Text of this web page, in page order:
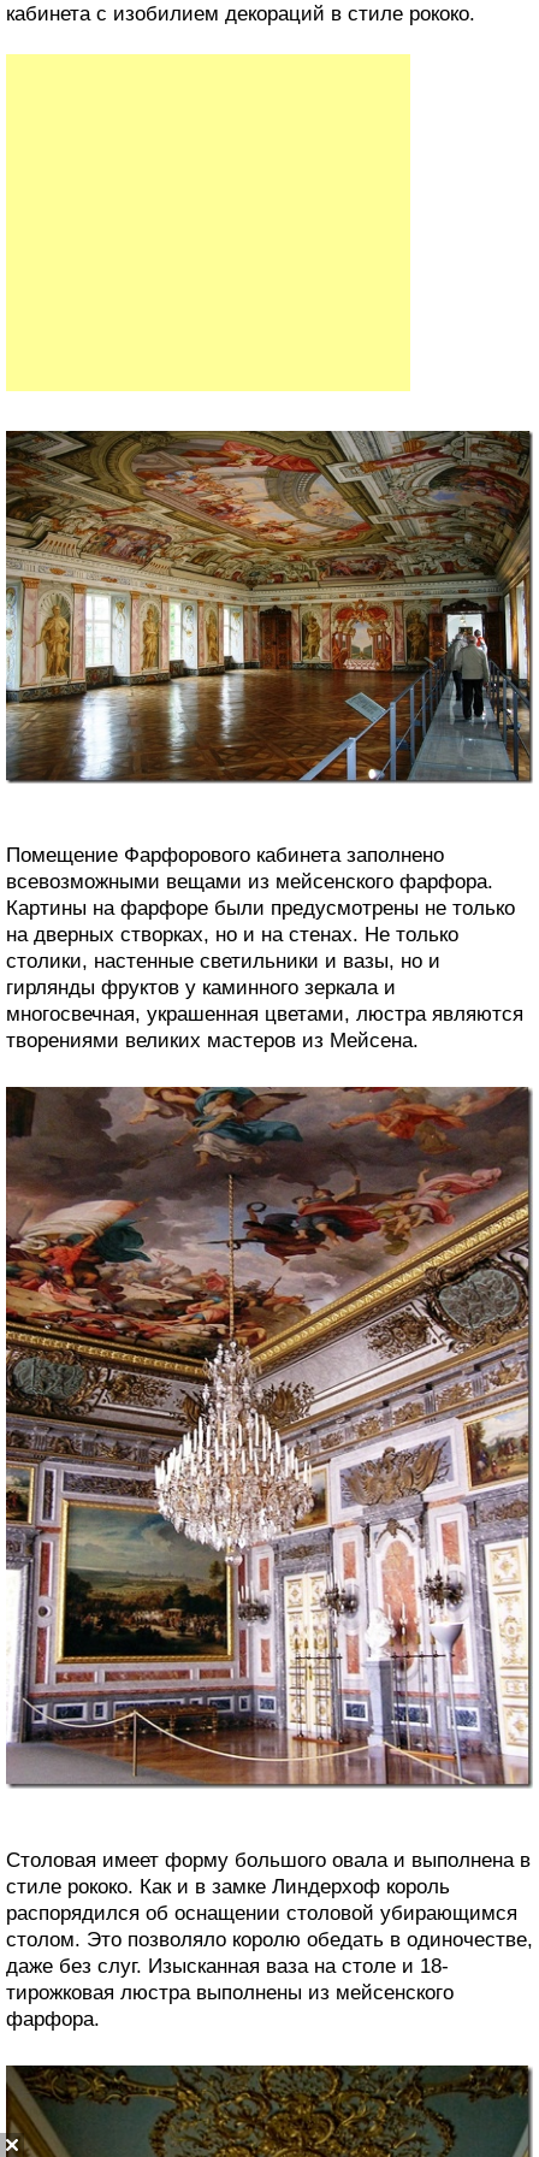
кабинета с изобилием декораций в стиле рококо.
Помещение Фарфорового кабинета заполнено
всевозможными вещами из мейсенского фарфора.
Картины на фарфоре были предусмотрены не только
на дверных створках, но и на стенах. Не только
столики, настенные светильники и вазы, но и
гирлянды фруктов у каминного зеркала и
многосвечная, украшенная цветами, люстра являются
творениями великих мастеров из Мейсена.
Столовая имеет форму большого овала и выполнена в
стиле рококо. Как и в замке Линдерхоф король
распорядился об оснащении столовой убирающимся
столом. Это позволяло королю обедать в одиночестве,
даже без слуг. Изысканная ваза на столе и 18-
тирожковая люстра выполнены из мейсенского
фарфора.